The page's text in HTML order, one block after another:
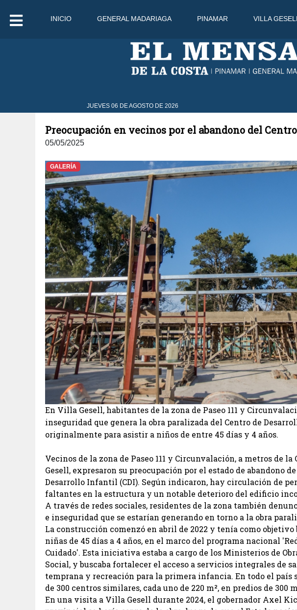
JUEVES 06 DE AGOSTO DE 2026
9 Ago 30°C
Preocupación en vecinos por el abandono del
05/05/2025
GALERÍA
En Villa Gesell, habitantes de la zona de Paseo 111 y
inseguridad que genera la obra paralizada del Centro de
originalmente para asistir a niños de entre 45 días y 4 años.
Vecinos de la zona de Paseo 111 y Circunvalación, a metros de
Gesell, expresaron su preocupación por el estado de abandono
Desarrollo Infantil (CDI). Según indicaron, hay circulación de
faltantes en la estructura y un notable deterioro del edificio
A través de redes sociales, residentes de la zona también
e inseguridad que se estarían generando en torno a la obra
La construcción comenzó en abril de 2022 y tenía como
niñas de 45 días a 4 años, en el marco del programa nacional
Cuidado'. Esta iniciativa estaba a cargo de los Ministerios de
Social, y buscaba fortalecer el acceso a servicios integrales de
temprana y recreación para la primera infancia. En todo el país
de 300 centros similares, cada uno de 220 m², en predios de 300
En una visita a Villa Gesell durante 2024, el gobernador Axel